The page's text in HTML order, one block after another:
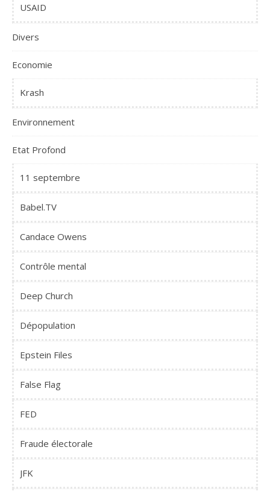
USAID
Divers
Economie
Krash
Environnement
Etat Profond
11 septembre
Babel.TV
Candace Owens
Contrôle mental
Deep Church
Dépopulation
Epstein Files
False Flag
FED
Fraude électorale
JFK